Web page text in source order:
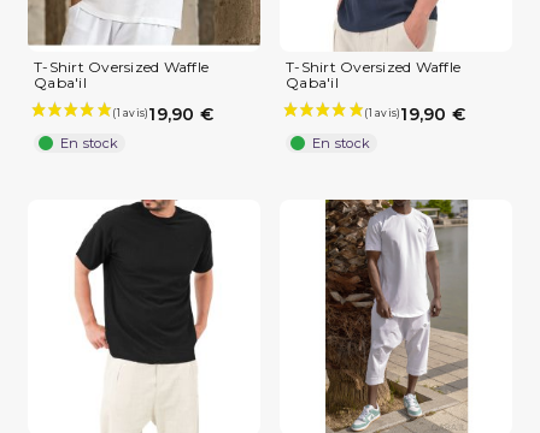
(2 avis)
T-Shirt Oversized Waffle
Qaba'il
19,90 €
En stock
T-Shirt Oversized Waffle
Qaba'il
19,90 €
En stock